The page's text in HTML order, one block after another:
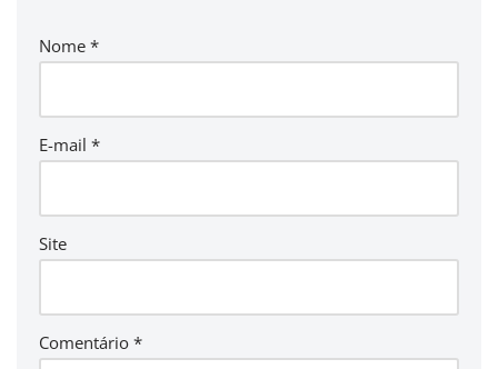
Nome *
E-mail *
Site
Comentário *